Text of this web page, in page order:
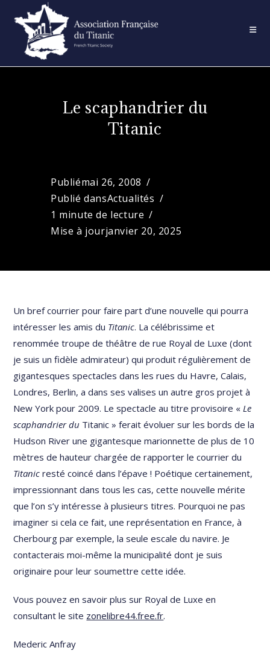
content
Le scaphandrier du
Titanic
Publiémai 26, 2008
Publié dansActualités
1 minute de lecture
Mise à jourjanvier 20, 2025
Un bref courrier pour faire part d’une nouvelle qui pourra
intéresser les amis du Titanic. La célébrissime et
renommée troupe de théâtre de rue Royal de Luxe (dont
je suis un fidèle admirateur) qui produit régulièrement de
gigantesques spectacles dans les rues du Havre, Calais,
Londres, Berlin, a dans ses valises un autre gros projet à
New York pour 2009. Le spectacle au titre provisoire «Le
scaphandrier du Titanic » ferait évoluer sur les bords de la
Hudson River une gigantesque marionnette de plus de 10
mètres de hauteur chargée de rapporter le courrier du
Titanicresté coincé dans l’épave ! Poétique certainement,
impressionnant dans tous les cas, cette nouvelle mérite
que l’on s’y intéresse à plusieurs titres. Pourquoi ne pas
imaginer si cela ce fait, une représentation en France, à
Cherbourg par exemple, la seule escale du navire. Je
contacterais moi-même la municipalité dont je suis
originaire pour leur soumettre cette idée.
Vous pouvez en savoir plus sur Royal de Luxe en
consultant le site zonelibre44.free.fr.
Mederic Anfray